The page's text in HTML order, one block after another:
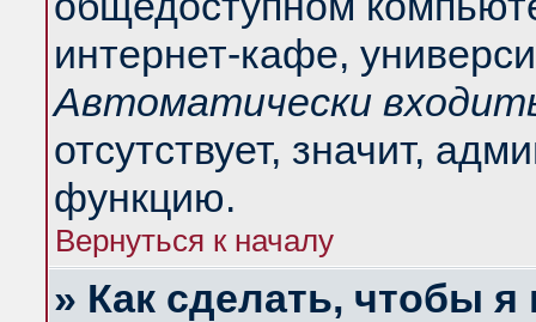
интернет-кафе,
Автоматически
отсутствует, значит,
функцию.
Вернуться к началу
» Как сделать, чтобы